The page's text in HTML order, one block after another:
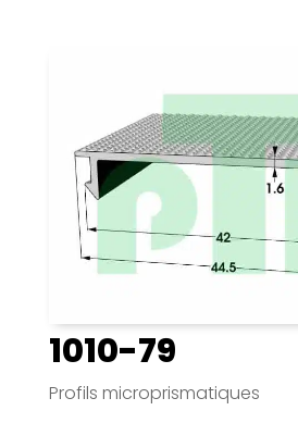
1010-79
Profils microprismatiques